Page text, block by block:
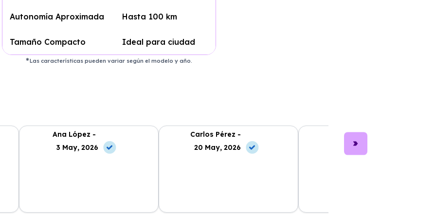
Autonomía Aproximada Hasta 100 km
Tamaño Compacto Ideal para ciudad
Las características pueden variar según el modelo y año.
Ana López -
3 May, 2026
Carlos Pérez -
20 May, 2026
Lucía García -
10 Jul, 2026